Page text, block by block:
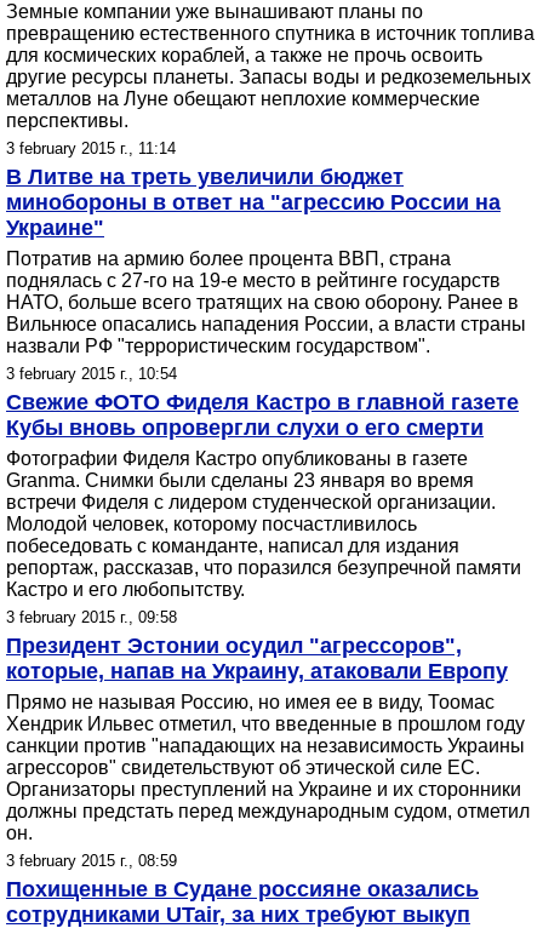
Земные компании уже вынашивают планы по
превращению естественного спутника в источник топлива
для космических кораблей, а также не прочь освоить
другие ресурсы планеты. Запасы воды и редкоземельных
металлов на Луне обещают неплохие коммерческие
перспективы.
3 february 2015 г., 11:14
В Литве на треть увеличили бюджет
минобороны в ответ на "агрессию России на
Украине"
Потратив на армию более процента ВВП, страна
поднялась с 27-го на 19-е место в рейтинге государств
НАТО, больше всего тратящих на свою оборону. Ранее в
Вильнюсе опасались нападения России, а власти страны
назвали РФ "террористическим государством".
3 february 2015 г., 10:54
Свежие ФОТО Фиделя Кастро в главной газете
Кубы вновь опровергли слухи о его смерти
Фотографии Фиделя Кастро опубликованы в газете
Granma. Снимки были сделаны 23 января во время
встречи Фиделя с лидером студенческой организации.
Молодой человек, которому посчастливилось
побеседовать с команданте, написал для издания
репортаж, рассказав, что поразился безупречной памяти
Кастро и его любопытству.
3 february 2015 г., 09:58
Президент Эстонии осудил "агрессоров",
которые, напав на Украину, атаковали Европу
Прямо не называя Россию, но имея ее в виду, Тоомас
Хендрик Ильвес отметил, что введенные в прошлом году
санкции против "нападающих на независимость Украины
агрессоров" свидетельствуют об этической силе ЕС.
Организаторы преступлений на Украине и их сторонники
должны предстать перед международным судом, отметил
он.
3 february 2015 г., 08:59
Похищенные в Судане россияне оказались
сотрудниками UTair, за них требуют выкуп